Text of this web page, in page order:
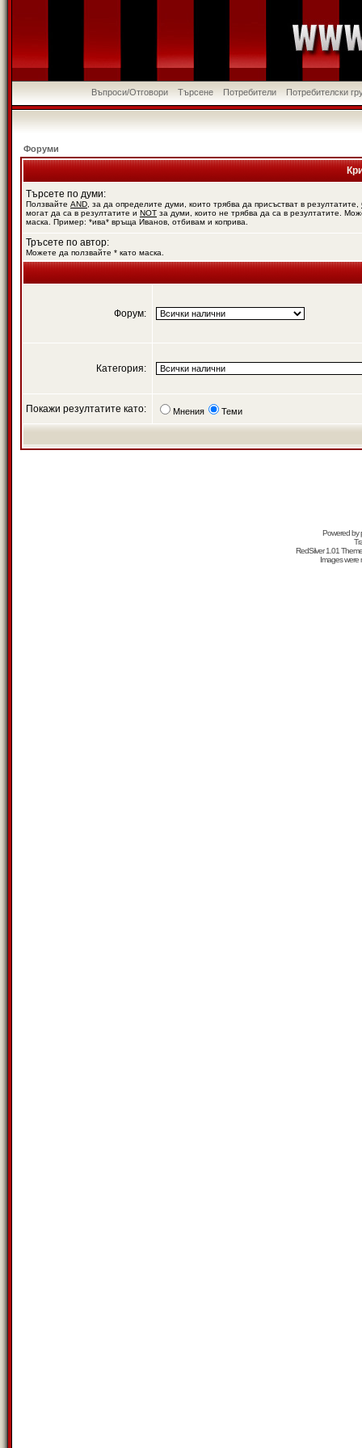
Въпроси/Отговори Търсене Потребители Потребителски
Форуми
Търсете по думи:
Ползвайте AND , за да определите думи, които трябва да присъстват в резултатите,
могат да са в резултатите и NOT за думи, които не трябва да са в резултатите.
маска. Пример: *ива* връща Иванов, отбивам и коприва.
Тръсете по автор:
Можете да ползвайте * като маска.
Форум:
Категория:
Покажи резултатите като: Мнения Теми
Powered by
RedSilver 1.01
Images were